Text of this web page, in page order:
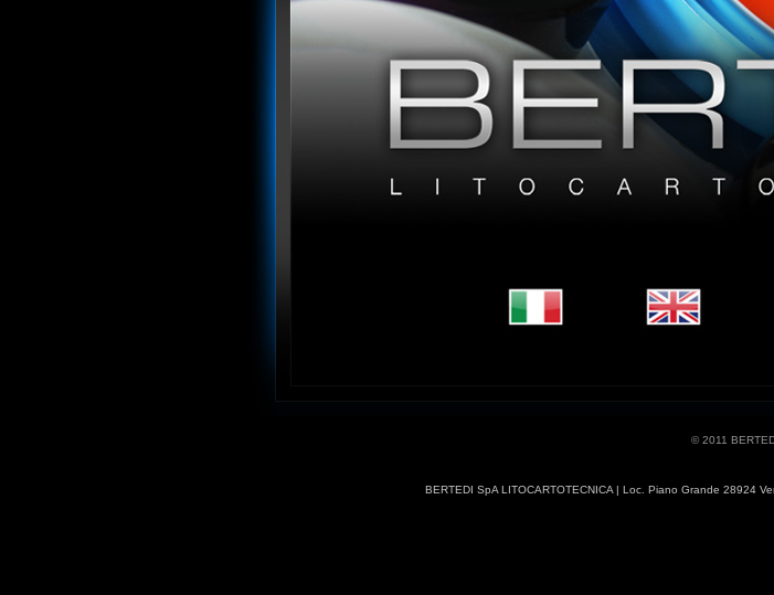
© 2011
BERTEDI SpA LITOCARTOTECNICA | Loc. Piano Grande 28924